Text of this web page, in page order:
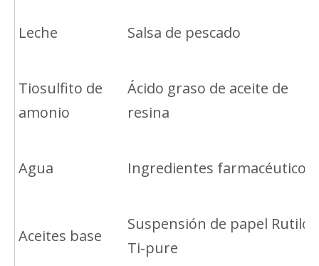
Leche Salsa de pescado
Tiosulfito de
amonio
Ácido graso de aceite de
resina
Agua Ingredientes farmacéuticos
Aceites base
Suspensión de papel Rutilo
Ti-pure